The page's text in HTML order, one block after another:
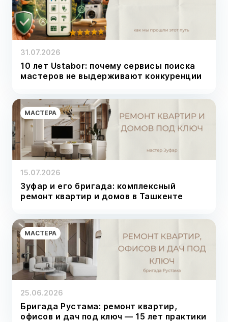
31.07.2026
10 лет Ustabor: почему сервисы поиска
мастеров не выдерживают конкуренции
МАСТЕРА
15.07.2026
Зуфар и его бригада: комплексный
ремонт квартир и домов в Ташкенте
МАСТЕРА
25.06.2026
Бригада Рустама: ремонт квартир,
офисов и дач под ключ — 15 лет практики